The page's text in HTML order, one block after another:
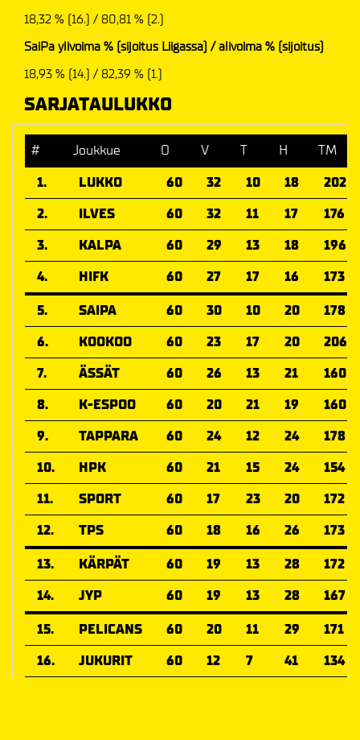
18,32 % (16.) / 80,81 % (2.)
SaiPa ylivoima % (sijoitus Liigassa) / alivoima % (sijoitus)
18,93 % (14.) / 82,39 % (1.)
SARJATAULUKKO
# Joukkue O V T H
TM
1.
LUKKO 60 32 10 18
202
2.
ILVES 60 32 11 17
176
3.
KALPA 60 29 13 18
196
4.
HIFK 60 27 17 16
173
5.
SAIPA 60 30 10 20
178
6.
KOOKOO 60 23 17 20
206
7.
ÄSSÄT 60 26 13 21
160
8.
K-ESPOO 60 20 21 19
160
9.
TAPPARA 60 24 12 24
178
10.
HPK 60 21 15 24
154
11.
SPORT 60 17 23 20
172
12.
TPS 60 18 16 26
173
13.
KÄRPÄT 60 19 13 28
172
14.
JYP 60 19 13 28
167
15.
PELICANS 60 20 11 29
171
16.
JUKURIT 60 12 7 41 134